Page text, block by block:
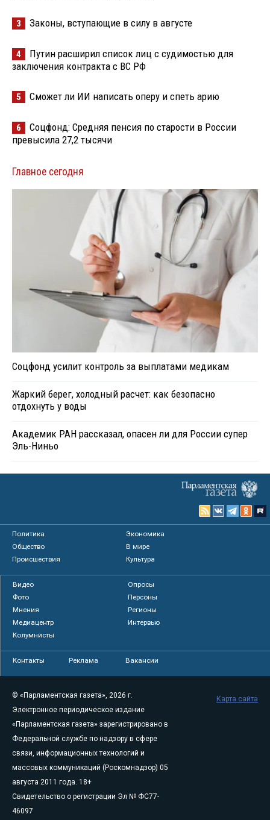
3 Законы, вступающие в силу в августе
4
Путин расширил список лиц с судимостью для
заключения контракта с ВС РФ
5 Сможет ли ИИ написать оперу и спеть арию
6
Соцфонд: Средняя пенсия по старости в России
превысила 27,2 тысячи
Главное сегодня
Соцфонд усилит контроль за выплатами медикам
Жаркий берег, холодный расчет: как безопасно
отдохнуть у воды
Академик РАН рассказал, опасен ли для России супер
Эль-Ниньо
Политика
Экономика
Общество
В мире
Происшествия
Культура
Видео
Опросы
Фото
Персоны
Мнения
Регионы
Медиацентр
Интервью
Колумнисты
Контакты Реклама Вакансии
© «Парламентская газета», 2026 г.
Электронное периодическое издание
«Парламентская газета» зарегистрировано в
Федеральной службе по надзору в сфере
связи, информационных технологий и
массовых коммуникаций (Роскомнадзор) 05
августа 2011 года. 18+
Свидетельство о регистрации Эл № ФС77-
46097
Карта сайта